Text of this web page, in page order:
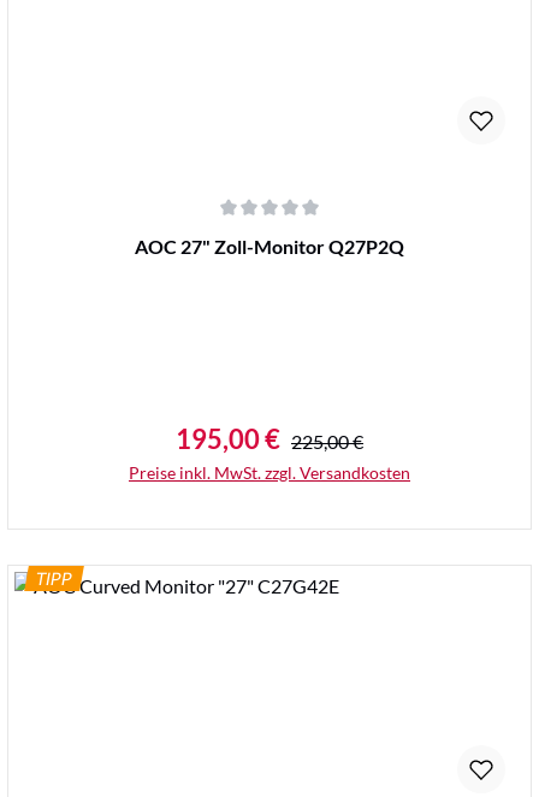
Durchschnittliche Bewertung von 0 von 5 Sternen
AOC 27" Zoll-Monitor Q27P2Q
Verkaufspreis:
195,00 € Regulärer Preis:
225,00 €
Preise inkl. MwSt. zzgl. Versandkosten
TIPP